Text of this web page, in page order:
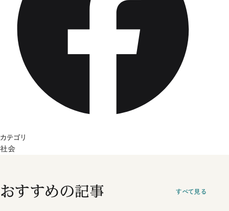
カテゴリ
社会
おすすめの記事 すべて見る